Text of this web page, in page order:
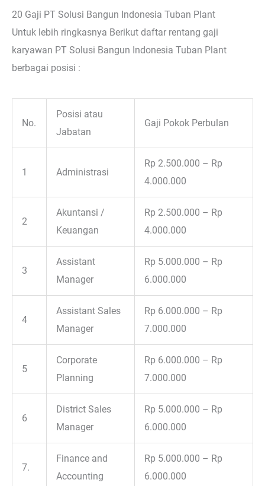
20 Gaji PT Solusi Bangun Indonesia Tuban Plant
Untuk lebih ringkasnya Berikut daftar rentang gaji
karyawan PT Solusi Bangun Indonesia Tuban Plant
berbagai posisi :
No.
Posisi atau
Jabatan
Gaji Pokok Perbulan
1 Administrasi
Rp 2.500.000 – Rp
4.000.000
2
Akuntansi /
Keuangan
Rp 2.500.000 – Rp
4.000.000
3
Assistant
Manager
Rp 5.000.000 – Rp
6.000.000
4
Assistant Sales
Manager
Rp 6.000.000 – Rp
7.000.000
5
Corporate
Planning
Rp 6.000.000 – Rp
7.000.000
6
District Sales
Manager
Rp 5.000.000 – Rp
6.000.000
7.
Finance and
Accounting
Rp 5.000.000 – Rp
6.000.000